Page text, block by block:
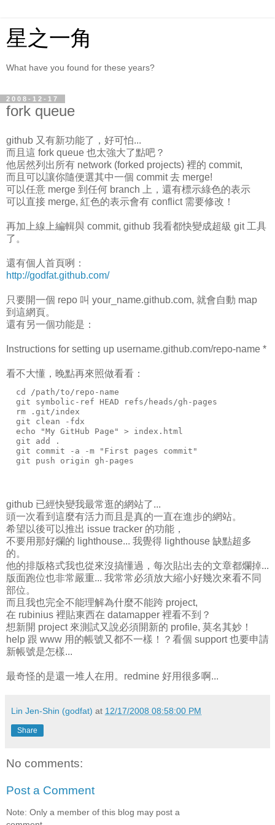
星之一角
What have you found for these years?
2008-12-17
fork queue
github 又有新功能了，好可怕...
而且這 fork queue 也太強大了點吧？
他居然列出所有 network (forked projects) 裡的 commit,
而且可以讓你隨便選其中一個 commit 去 merge!
可以任意 merge 到任何 branch 上，還有標示綠色的表示
可以直接 merge, 紅色的表示會有 conflict 需要修改！
再加上線上編輯與 commit, github 我看都快變成超級 git 工具
了。
還有個人首頁咧：
http://godfat.github.com/
只要開一個 repo 叫 your_name.github.com, 就會自動 map
到這網頁。
還有另一個功能是：
Instructions for setting up username.github.com/repo-name *
看不大懂，晚點再來照做看看：
  cd /path/to/repo-name
  git symbolic-ref HEAD refs/heads/gh-pages
  rm .git/index
  git clean -fdx
  echo "My GitHub Page" > index.html
  git add .
  git commit -a -m "First pages commit"
  git push origin gh-pages
github 已經快變我最常逛的網站了...
頭一次看到這麼有活力而且是真的一直在進步的網站。
希望以後可以推出 issue tracker 的功能，
不要用那好爛的 lighthouse... 我覺得 lighthouse 缺點超多
的。
他的排版格式我也從來沒搞懂過，每次貼出去的文章都爛掉...
版面跑位也非常嚴重... 我常常必須放大縮小好幾次來看不同
部位。
而且我也完全不能理解為什麼不能跨 project,
在 rubinius 裡貼東西在 datamapper 裡看不到？
想新開 project 來測試又說必須開新的 profile, 莫名其妙！
help 跟 www 用的帳號又都不一樣！？看個 support 也要申請
新帳號是怎樣...
最奇怪的是還一堆人在用。redmine 好用很多啊...
Lin Jen-Shin (godfat) at 12/17/2008 08:58:00 PM
Share
No comments:
Post a Comment
Note: Only a member of this blog may post a